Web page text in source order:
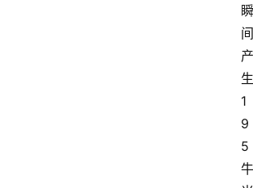
瞬
间
产
生
1
9
5
牛